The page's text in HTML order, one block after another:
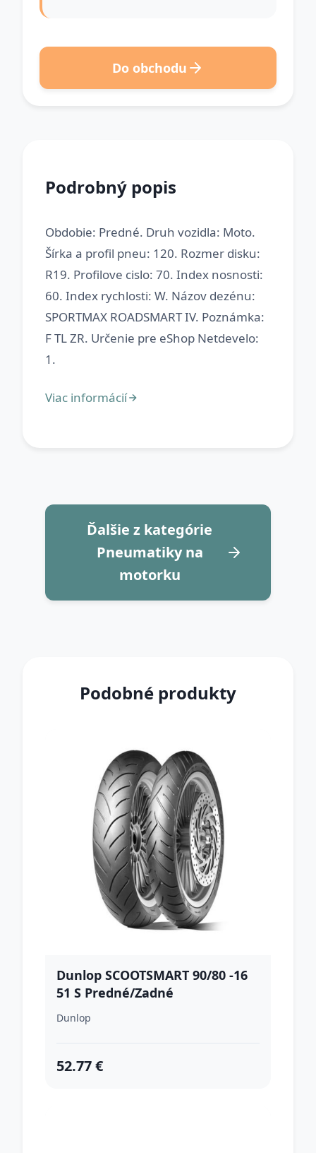
Do obchodu
Podrobný popis
Obdobie: Predné. Druh vozidla: Moto.
Šírka a profil pneu: 120. Rozmer disku:
R19. Profilove cislo: 70. Index nosnosti:
60. Index rychlosti: W. Názov dezénu:
SPORTMAX ROADSMART IV. Poznámka:
F TL ZR. Určenie pre eShop Netdevelo:
Ďalšie z kategórie
Pneumatiky na
motorku
Podobné produkty
Dunlop SCOOTSMART 90/80 -16
51 S Predné/Zadné
Dunlop
52.77 €